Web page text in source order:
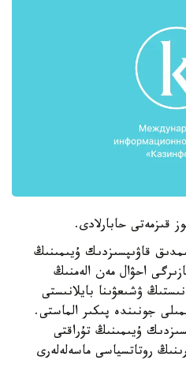
قىزمەتى حابارلادى.
قاۋىپسىزدىك ۇيىمىنىڭ
احۋال مەن الەمنىڭ
ۋشىعۋىنا بايلانىستى
جونىندە پىكىر الماستى.
ۇيىمىنىڭ تۇراقتى
روتاتسياسى ماسەلەلەرى